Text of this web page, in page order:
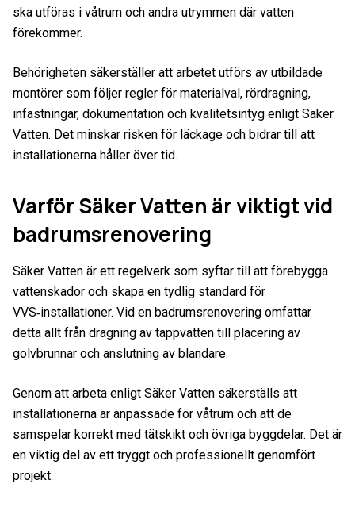
ska utföras i våtrum och andra utrymmen där vatten
förekommer.
Behörigheten säkerställer att arbetet utförs av utbildade
montörer som följer regler för materialval, rördragning,
infästningar, dokumentation och kvalitetsintyg enligt Säker
Vatten. Det minskar risken för läckage och bidrar till att
installationerna håller över tid.
Varför Säker Vatten är viktigt vid
badrumsrenovering
Säker Vatten är ett regelverk som syftar till att förebygga
vattenskador och skapa en tydlig standard för
VVS‑installationer. Vid en badrumsrenovering omfattar
detta allt från dragning av tappvatten till placering av
golvbrunnar och anslutning av blandare.
Genom att arbeta enligt Säker Vatten säkerställs att
installationerna är anpassade för våtrum och att de
samspelar korrekt med tätskikt och övriga byggdelar. Det är
en viktig del av ett tryggt och professionellt genomfört
projekt.